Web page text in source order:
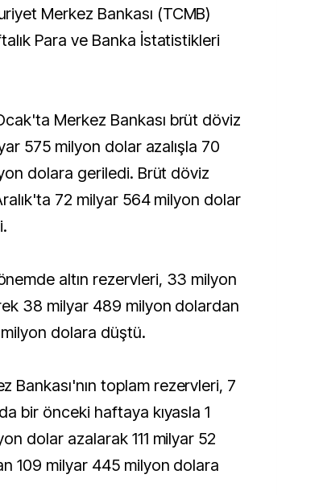
Para ve Banka İstatistikleri
Merkez Bankası brüt döviz
575 milyon dolar azalışla 70
dolara geriledi. Brüt döviz
72 milyar 564 milyon dolar
altın rezervleri, 33 milyon
38 milyar 489 milyon dolardan
dolara düştü.
Bankası'nın toplam rezervleri, 7
bir önceki haftaya kıyasla 1
dolar azalarak 111 milyar 52
109 milyar 445 milyon dolara